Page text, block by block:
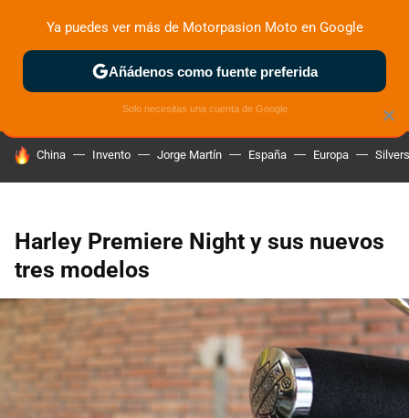
ZONA DE PRUEBAS DEPORTIVAS MOTOS ELÉCTRICAS
HOY SE HABLA DE
China Invento Jorge Martín España Europa
Harley Premiere Night y sus nuevos
tres modelos
×
Ya puedes ver más de Motorpasion Moto en Google
Añádenos como fuente preferida
Solo necesitas una cuenta de Google